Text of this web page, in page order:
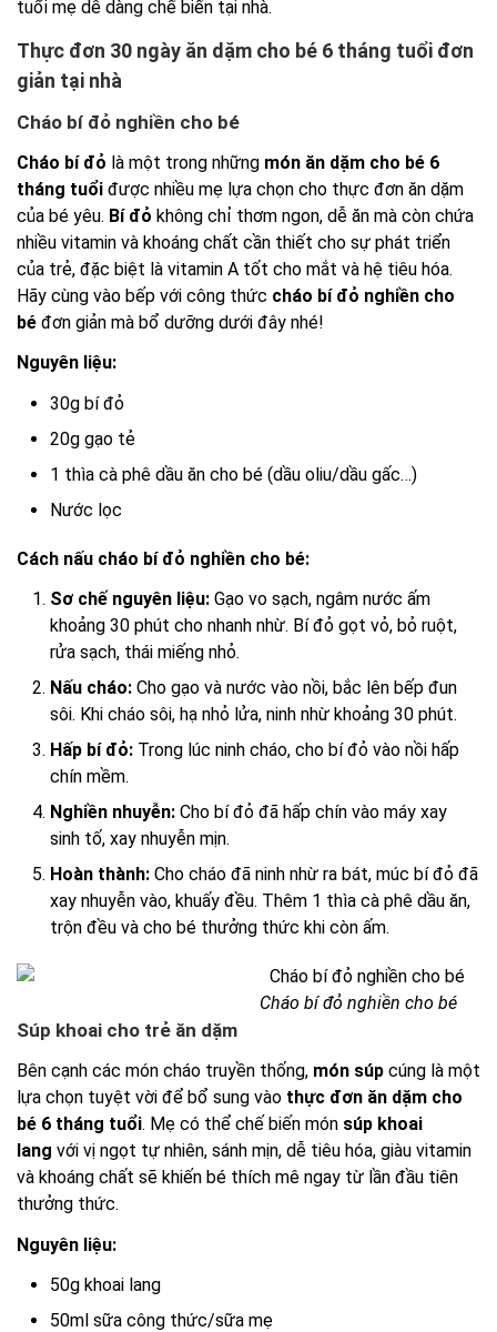
tuổi mẹ dễ dàng chế biến tại nhà.
Thực đơn 30 ngày ăn dặm cho bé 6 tháng tuổi đơn
giản tại nhà
Cháo bí đỏ nghiền cho bé
Cháo bí đỏ là một trong những món ăn dặm cho bé 6
tháng tuổi được nhiều mẹ lựa chọn cho thực đơn ăn dặm
của bé yêu. Bí đỏ không chỉ thơm ngon, dễ ăn mà còn chứa
nhiều vitamin và khoáng chất cần thiết cho sự phát triển
của trẻ, đặc biệt là vitamin A tốt cho mắt và hệ tiêu hóa.
Hãy cùng vào bếp với công thức cháo bí đỏ nghiền cho
bé đơn giản mà bổ dưỡng dưới đây nhé!
Nguyên liệu:
30g bí đỏ
20g gạo tẻ
1 thìa cà phê dầu ăn cho bé (dầu oliu/dầu gấc…)
Nước lọc
Cách nấu cháo bí đỏ nghiền cho bé:
Sơ chế nguyên liệu: Gạo vo sạch, ngâm nước ấm
khoảng 30 phút cho nhanh nhừ. Bí đỏ gọt vỏ, bỏ ruột,
rửa sạch, thái miếng nhỏ.
Nấu cháo: Cho gạo và nước vào nồi, bắc lên bếp đun
sôi. Khi cháo sôi, hạ nhỏ lửa, ninh nhừ khoảng 30 phút.
Hấp bí đỏ: Trong lúc ninh cháo, cho bí đỏ vào nồi hấp
chín mềm.
Nghiền nhuyễn: Cho bí đỏ đã hấp chín vào máy xay
sinh tố, xay nhuyễn mịn.
Hoàn thành: Cho cháo đã ninh nhừ ra bát, múc bí đỏ đã
xay nhuyễn vào, khuấy đều. Thêm 1 thìa cà phê dầu ăn,
trộn đều và cho bé thưởng thức khi còn ấm.
Cháo bí đỏ nghiền cho bé
Súp khoai cho trẻ ăn dặm
Bên cạnh các món cháo truyền thống, món súp cúng là một
lựa chọn tuyệt vời để bổ sung vào thực đơn ăn dặm cho
bé 6 tháng tuổi. Mẹ có thể chế biến món súp khoai
lang với vị ngọt tự nhiên, sánh mịn, dễ tiêu hóa, giàu vitamin
và khoáng chất sẽ khiến bé thích mê ngay từ lần đầu tiên
thưởng thức.
Nguyên liệu:
50g khoai lang
50ml sữa công thức/sữa mẹ